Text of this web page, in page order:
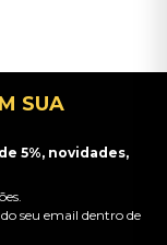
SUA
5%, novidades,
seu email dentro de